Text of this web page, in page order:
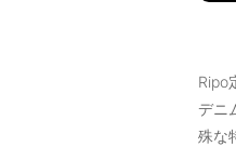
Ripo
デニ
殊な